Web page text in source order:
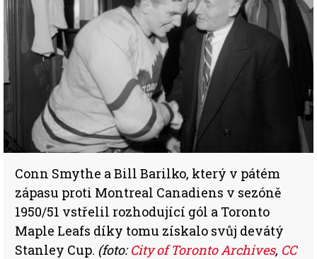
Conn Smythe a Bill Barilko, který v pátém
zápasu proti Montreal Canadiens v sezóně
1950/51 vstřelil rozhodující gól a Toronto
Maple Leafs díky tomu získalo svůj devátý
Stanley Cup. (foto:City of Toronto Archives, CC